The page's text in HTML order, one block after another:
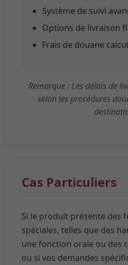
Système de suivi
Options de livraison
Frais de douane
Remarque : Les délais de
selon les procédures
Cas Particuliers
Si le produit présente des
spéciales, telles que des
une fonction orale ou des
ou si vos demandes